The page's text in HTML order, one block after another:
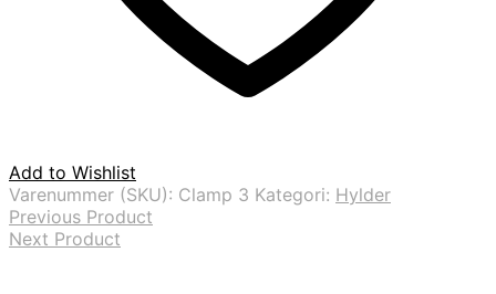
Add to Wishlist
Varenummer (SKU): Clamp 3 Kategori: Hylder
Previous Product
Next Product